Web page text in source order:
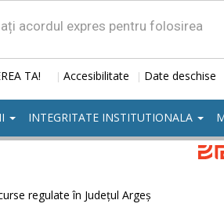
acordul expres pentru folosirea
TA! | Accesibilitate | Date deschise
INTEGRITATE INSTITUTIONALA
regulate în Județul Argeș